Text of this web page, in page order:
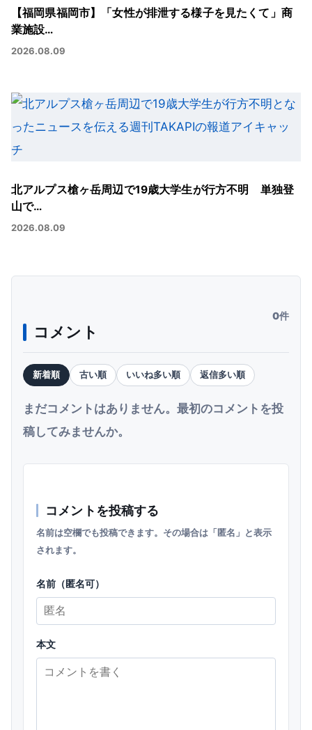
【福岡県福岡市】「女性が排泄する様子を見たくて」商
業施設…
2026.08.09
北アルプス槍ヶ岳周辺で19歳大学生が行方不明 単独登
山で…
2026.08.09
コメント
0件
新着順 古い順 いいね多い順 返信多い順
まだコメントはありません。最初のコメントを投
稿してみませんか。
コメントを投稿する
名前は空欄でも投稿できます。その場合は「匿名」と表示
されます。
名前（匿名可）
本文